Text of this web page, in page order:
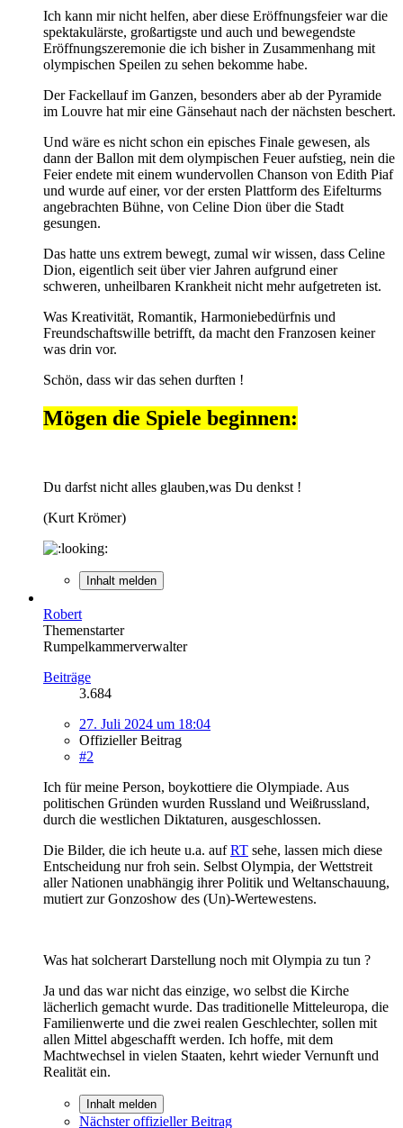
Ich kann mir nicht helfen, aber diese Eröffnungsfeier war die
spektakulärste, großartigste und auch und bewegendste
Eröffnungszeremonie die ich bisher in Zusammenhang mit
olympischen Speilen zu sehen bekomme habe.
Der Fackellauf im Ganzen, besonders aber ab der Pyramide
im Louvre hat mir eine Gänsehaut nach der nächsten beschert.
Und wäre es nicht schon ein episches Finale gewesen, als
dann der Ballon mit dem olympischen Feuer aufstieg, nein die
Feier endete mit einem wundervollen Chanson von Edith Piaf
und wurde auf einer, vor der ersten Plattform des Eifelturms
angebrachten Bühne, von Celine Dion über die Stadt
gesungen.
Das hatte uns extrem bewegt, zumal wir wissen, dass Celine
Dion, eigentlich seit über vier Jahren aufgrund einer
schweren, unheilbaren Krankheit nicht mehr aufgetreten ist.
Was Kreativität, Romantik, Harmoniebedürfnis und
Freundschaftswille betrifft, da macht den Franzosen keiner
was drin vor.
Schön, dass wir das sehen durften !
Mögen die Spiele beginnen:
Du darfst nicht alles glauben,was Du denkst !
(Kurt Krömer)
Inhalt melden
Robert
Themenstarter
Rumpelkammerverwalter
Beiträge
3.684
27. Juli 2024 um 18:04
Offizieller Beitrag
#2
Ich für meine Person, boykottiere die Olympiade. Aus
politischen Gründen wurden Russland und Weißrussland,
durch die westlichen Diktaturen, ausgeschlossen.
Die Bilder, die ich heute u.a. aufRT sehe, lassen mich diese
Entscheidung nur froh sein. Selbst Olympia, der Wettstreit
aller Nationen unabhängig ihrer Politik und Weltanschauung,
mutiert zur Gonzoshow des (Un)-Wertewestens.
Was hat solcherart Darstellung noch mit Olympia zu tun ?
Ja und das war nicht das einzige, wo selbst die Kirche
lächerlich gemacht wurde. Das traditionelle Mitteleuropa, die
Familienwerte und die zwei realen Geschlechter, sollen mit
allen Mittel abgeschafft werden. Ich hoffe, mit dem
Machtwechsel in vielen Staaten, kehrt wieder Vernunft und
Realität ein.
Inhalt melden
Nächster offizieller Beitrag